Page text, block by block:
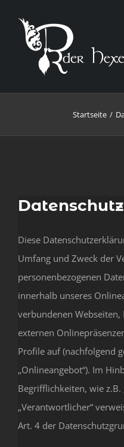
springen
Startseite
Diese
Umfang und Zweck der
personenbezogenen
innerhalb unseres
verbundenen
externen
Profile auf (nachfolgend
„Onlineangebot“). Im
Begrifflichkeiten, wie z.B.
„Verantwortlicher“
Art. 4 der